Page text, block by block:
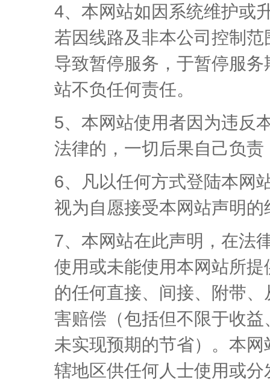
4、本网站如因系统维护或
若因线路及非本公司控制
导致暂停服务，于暂停服
站不负任何责任。
5、本网站使用者因为违反
法律的，一切后果自己负
6、凡以任何方式登陆本网
视为自愿接受本网站声明的
7、本网站在此声明，在法
使用或未能使用本网站所
的任何直接、间接、附带
害赔偿（包括但不限于收
未实现预期的节省）。本
辖地区供任何人士使用或